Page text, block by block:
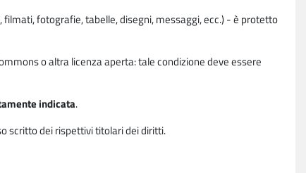
fotografie, tabelle, disegni, messaggi, ecc.) - è protetto
o altra licenza aperta: tale condizione deve essere
indicata.
scritto dei rispettivi titolari dei diritti.